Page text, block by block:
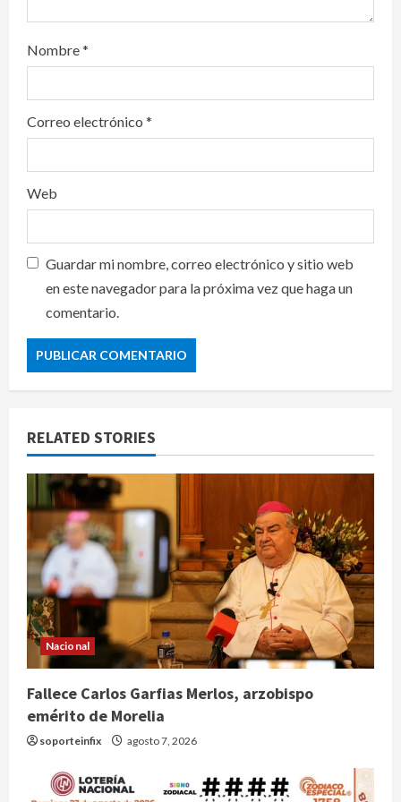
Nombre*
Correo electrónico *
Web
Guardar mi nombre, correo electrónico y sitio web
en este navegador para la próxima vez que haga un
comentario.
RELATED STORIES
Nacional
Fallece Carlos Garfias Merlos, arzobispo
emérito de Morelia
soporteinfix agosto 7, 2026